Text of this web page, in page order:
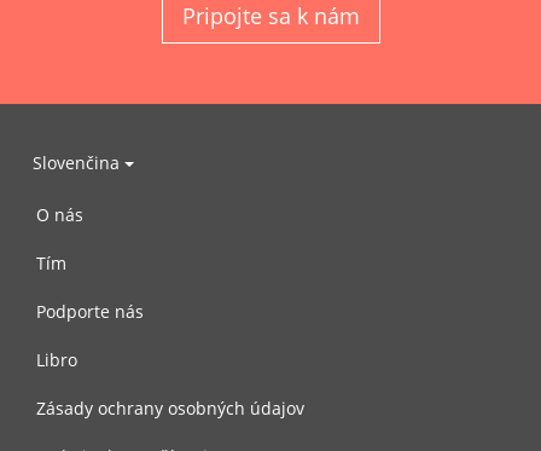
Pripojte sa k nám
Slovenčina
O nás
Tím
Podporte nás
Libro
Zásady ochrany osobných údajov